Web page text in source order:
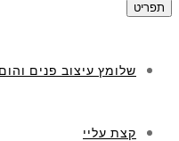
תפריט
שלומץ עיצוב פנים
קצת עליי